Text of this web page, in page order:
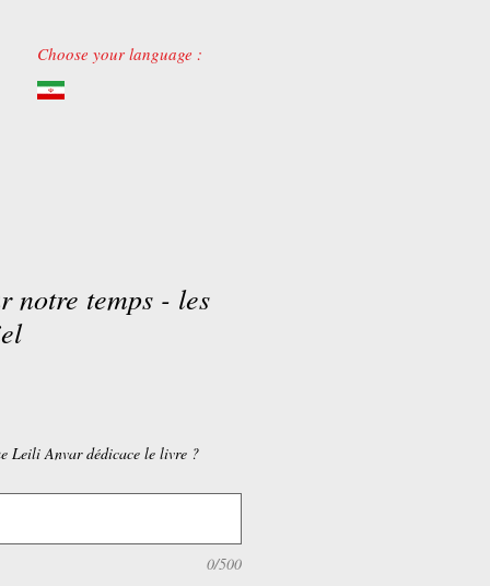
Choose your language :
notre temps - les
Leili Anvar dédicace le livre ?
0/500